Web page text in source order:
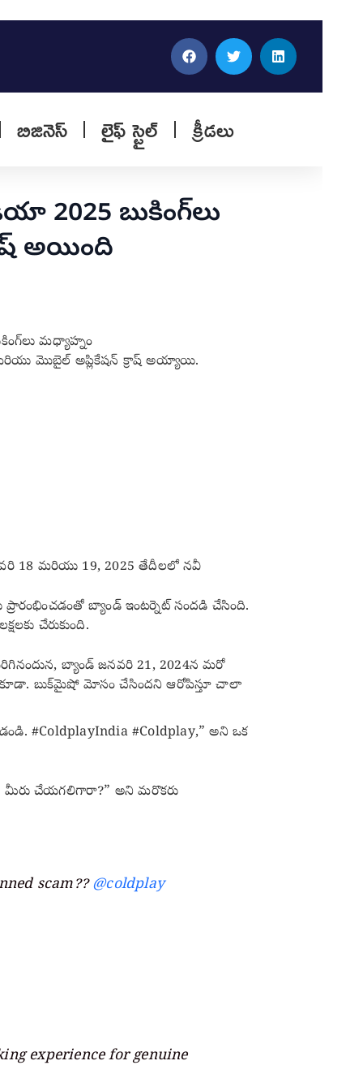
బిజినెస్ లైఫ్ స్టైల్ క్రీడలు
2025 బుకింగ్‌లు
అయింది
మధ్యాహ్నం
మొబైల్ అప్లికేషన్ క్రాష్ అయ్యాయి.
18 మరియు 19, 2025 తేదీలలో నవీ
బ్యాండ్ ఇంటర్నెట్ సందడి చేసింది.
చేరుకుంది.
బ్యాండ్ జనవరి 21, 2024న మరో
బుక్‌మైషో మోసం చేసిందని ఆరోపిస్తూ చాలా
#ColdplayIndia #Coldplay,” అని ఒక
మీరు చేయగలిగారా?” అని మరొకరు
scam??@coldplay
experience for genuine